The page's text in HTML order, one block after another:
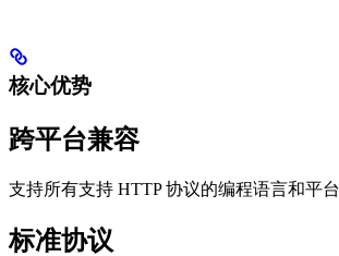
核心优势
跨平台兼容
支持所有支持 HTTP 协议的编程语言和平台
标准协议